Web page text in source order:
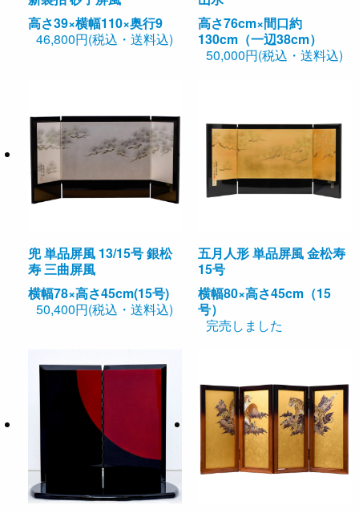
高さ39×横幅110×奥行9
46,800円(税込・送料込)
高さ76cm×間口約
130cm（一辺38cm）
50,000円(税込・送料込)
兜 単品屏風 13/15号 銀松
寿 三曲屏風
横幅78×高さ45cm(15号)
50,400円(税込・送料込)
五月人形 単品屏風 金松寿
15号
横幅80×高さ45cm（15
号）
完売しました